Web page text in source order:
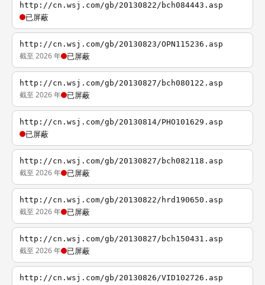
http://cn.wsj.com/gb/20130822/bch084443.asp
已屏蔽
http://cn.wsj.com/gb/20130823/OPN115236.asp
截至 2026 年 已屏蔽
http://cn.wsj.com/gb/20130827/bch080122.asp
截至 2026 年 已屏蔽
http://cn.wsj.com/gb/20130814/PHO101629.asp
已屏蔽
http://cn.wsj.com/gb/20130827/bch082118.asp
截至 2026 年 已屏蔽
http://cn.wsj.com/gb/20130822/hrd190650.asp
截至 2026 年 已屏蔽
http://cn.wsj.com/gb/20130827/bch150431.asp
截至 2026 年 已屏蔽
http://cn.wsj.com/gb/20130826/VID102726.asp